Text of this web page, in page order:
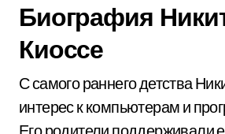
Биография
Киоссе
С самого раннего детства
интерес к компьютерам и